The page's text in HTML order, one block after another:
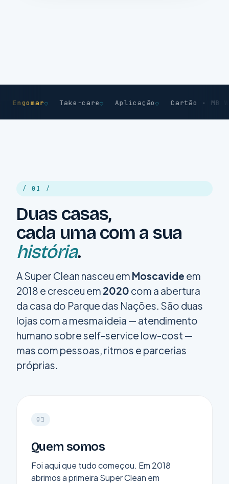
Take-care Aplicação Cartão · MB Way
/ 01 /
Duas casas,
cada uma com a sua
história.
A Super Clean nasceu em Moscavide em
2018 e cresceu em 2020 com a abertura
da casa do Parque das Nações. São duas
lojas com a mesma ideia — atendimento
humano sobre self-service low-cost —
mas com pessoas, ritmos e parcerias
próprias.
01
Quem somos
Foi aqui que tudo começou. Em 2018
abrimos a primeira Super Clean em